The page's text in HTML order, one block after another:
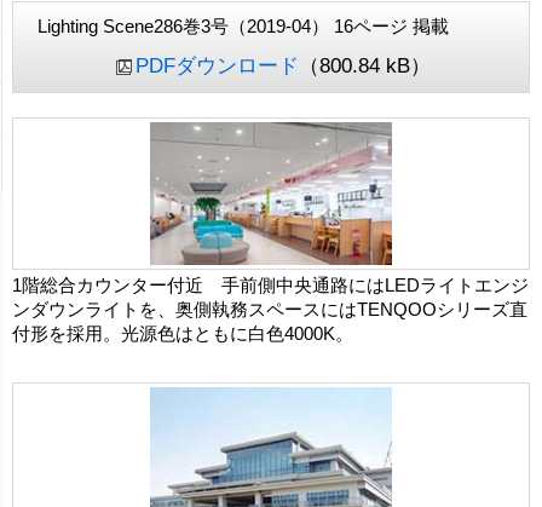
Lighting Scene286巻3号（2019-04） 16ページ 掲載
PDFダウンロード （800.84 kB）
1階総合カウンター付近 手前側中央通路にはLEDライトエンジ
ンダウンライトを、奥側執務スペースにはTENQOOシリーズ直
付形を採用。光源色はともに白色4000K。